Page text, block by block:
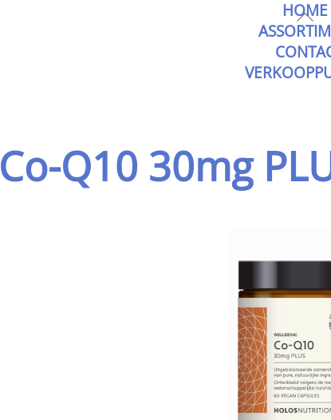
Skip
to
HOME
Co-Q10 30mg
Back
To
Top